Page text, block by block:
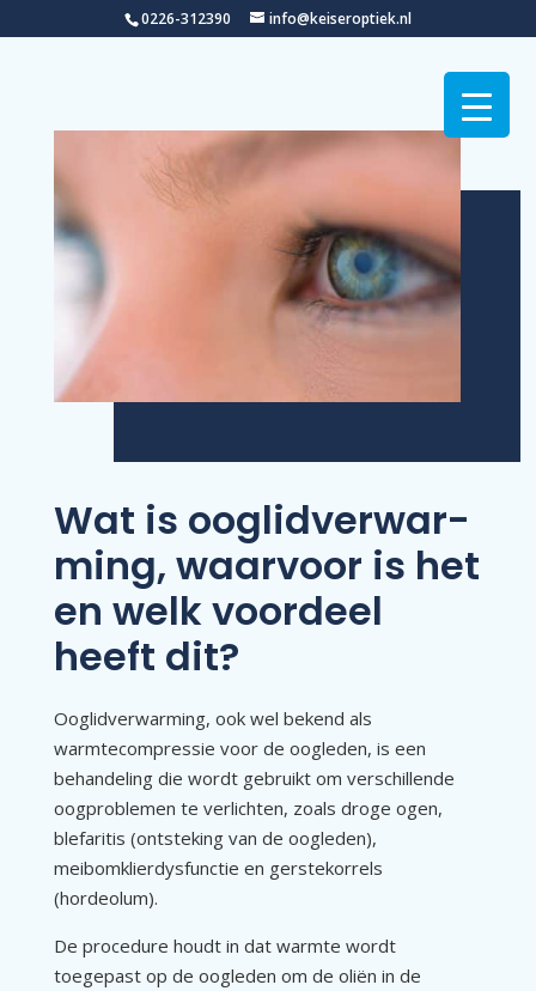
0226-312390 info@keiseroptiek.nl
Wat is ooglid­ver­war­
ming, waarvoor is het
en welk voordeel
heeft dit?
Ooglidverwarming, ook wel bekend als
warmtecompressie voor de oogleden, is een
behandeling die wordt gebruikt om verschillende
oogproblemen te verlichten, zoals droge ogen,
blefaritis (ontsteking van de oogleden),
meibomklierdysfunctie en gerstekorrels
(hordeolum).
De procedure houdt in dat warmte wordt
toegepast op de oogleden om de oliën in de